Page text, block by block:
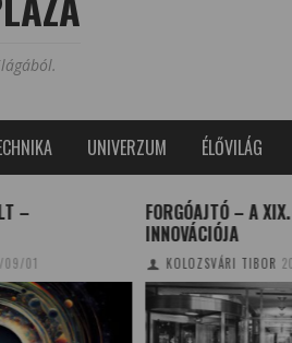
UNIVERZUM ÉLŐVILÁG
FORGÓAJTÓ – A XIX. SZÁZAD
INNOVÁCIÓJA
KOLOZSVÁRI TIBOR 2015/10/21